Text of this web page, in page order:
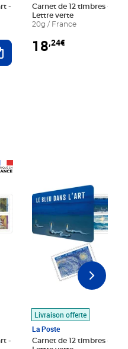
-
Ajouter au panier
Carnet de 12 timbres - Le
Lettre verte
20g / France
18,24€
-
Livraison offerte
La Poste
Carnet de 12 timbres - Le